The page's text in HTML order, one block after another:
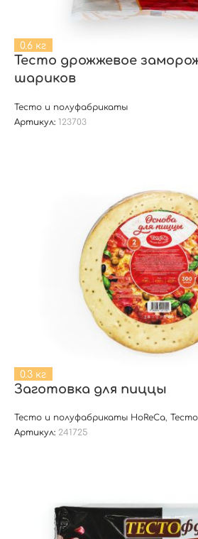
0.6 кг
Тесто дрожжевое
шариков
Тесто и полуфабрикаты
Артикул: 123703
0.3 кг
Заготовка для пиццы
Тесто и полуфабрикаты HoReCa,
Артикул: 241725